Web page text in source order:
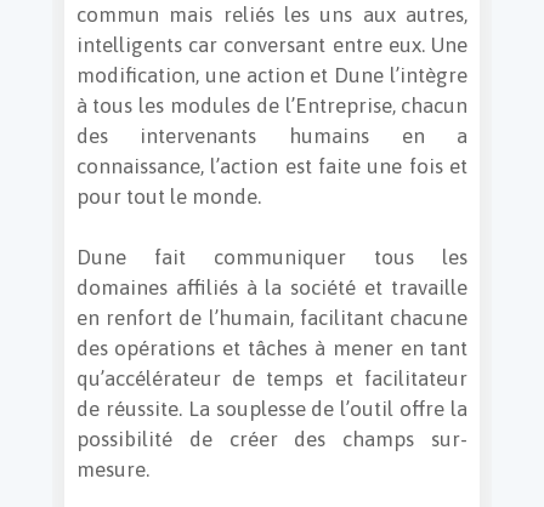
commun mais reliés les uns aux autres,
intelligents car conversant entre eux. Une
modification, une action et Dune l’intègre
à tous les modules de l’Entreprise, chacun
des intervenants humains en a
connaissance, l’action est faite une fois et
pour tout le monde.
Dune fait communiquer tous les
domaines affiliés à la société et travaille
en renfort de l’humain, facilitant chacune
des opérations et tâches à mener en tant
qu’accélérateur de temps et facilitateur
de réussite. La souplesse de l’outil offre la
possibilité de créer des champs sur-
mesure.